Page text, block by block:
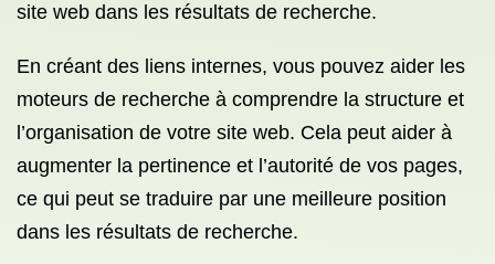
site web dans les résultats de recherche.
En créant des liens internes, vous pouvez aider les
moteurs de recherche à comprendre la structure et
l’organisation de votre site web. Cela peut aider à
augmenter la pertinence et l’autorité de vos pages,
ce qui peut se traduire par une meilleure position
dans les résultats de recherche.